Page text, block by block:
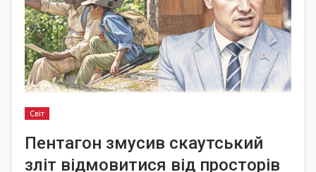
Світ
Пентагон змусив скаутський
зліт відмовитися від просторів